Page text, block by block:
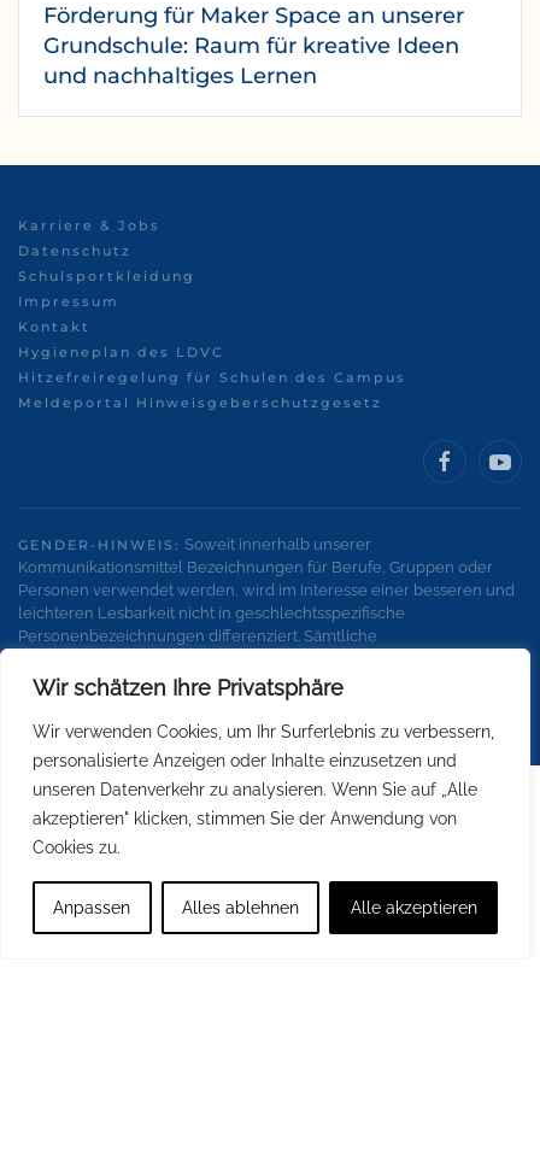
Wir schätzen Ihre Privatsphäre
Wir verwenden Cookies, um Ihr Surferlebnis zu verbessern,
personalisierte Anzeigen oder Inhalte einzusetzen und
unseren Datenverkehr zu analysieren. Wenn Sie auf „Alle
akzeptieren" klicken, stimmen Sie der Anwendung von
Cookies zu.
Anpassen Alles ablehnen Alle akzeptieren
Förderung für Maker Space an unserer
Grundschule: Raum für kreative Ideen
und nachhaltiges Lernen
Karriere & Jobs
Datenschutz
Schulsportkleidung
Impressum
Kontakt
Hygieneplan des LDVC
Hitzefreiregelung für Schulen des Campus
Meldeportal Hinweisgeberschutzgesetz
GENDER-HINWEIS: Soweit innerhalb unserer
Kommunikationsmittel Bezeichnungen für Berufe, Gruppen oder
Personen verwendet werden, wird im Interesse einer besseren und
leichteren Lesbarkeit nicht in geschlechtsspezifische
Personenbezeichnungen differenziert. Sämtliche
Geschlechter.